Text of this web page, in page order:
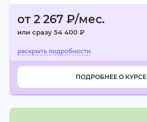
от 2 267 ₽/мес.
или сразу 54 400 ₽
ПОДРОБНЕЕ О КУРСЕ